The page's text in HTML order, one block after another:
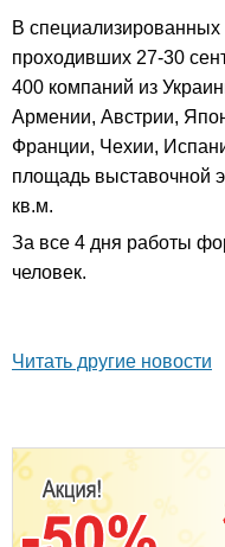
В
проходивших 27-30
400 компаний из
Армении, Австрии,
Франции, Чехии,
площадь выставочной
кв.м.
За все 4 дня работы
человек.
Читать другие новости